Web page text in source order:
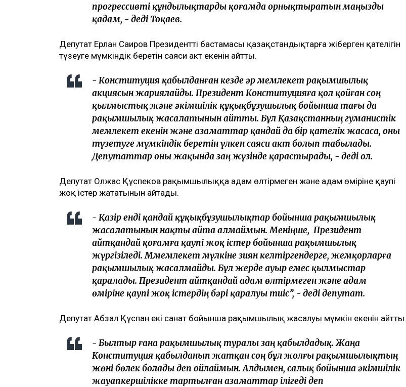
прогрессивті құндылықтарды қоғамда орнықтыратын маңызды
қадам, - деді Тоқаев.
Депутат Ерлан Саиров Президенттің бастамасы қазақстандықтарға жіберген қателігін
түзеуге мүмкіндік беретін саяси акт екенін айтты.
- Конституция қабылданған кезде әр мемлекет рақымшылық
акциясын жариялайды. Президент Конституцияға қол қойған соң
қылмыстық және әкімшілік құқықбұзушылық бойынша тағы да
рақымшылық жасалатынын айтты. Бұл Қазақстанның гуманистік
мемлекет екенін және азаматтар қандай да бір қателік жасаса, оны
түзетуге мүмкіндік беретін үлкен саяси акт болып табылады.
Депутаттар оны жақында заң жүзінде қарастырады, - деді ол.
Депутат Олжас Құспеков рақымшылыққа адам өлтірмеген және адам өміріне қаупі
жоқ істер жататынын айтады.
- Қазір енді қандай құқықбұзушылықтар бойынша рақымшылық
жасалатынын нақты айта алмаймын. Меніңше, Президент
айтқандай қоғамға қаупі жоқ істер бойынша рақымшылық
жүргізіледі. Ммемлекет мүлкіне зиян келтіргендерге, жемқорларға
рақымшылық жасалмайды. Бұл жерде ауыр емес қылмыстар
қаралады. Президент айтқандай адам өлтірмеген және адам
өміріне қаупі жоқ істердің бәрі қаралуы тиіс”, - деді депутат.
Депутат Абзал Құспан екі санат бойынша рақымшылық жасалуы мүмкін екенін айтты.
- Былтыр ғана рақымшылық туралы заң қабылдадық. Жаңа
Конституция қабылданып жатқан соң бұл жолғы рақымшылықтың
жөні бөлек болады деп ойлаймын. Алдымен, салық бойынша әкімшілік
жауапкершілікке тартылған азаматтар ілігеді деп